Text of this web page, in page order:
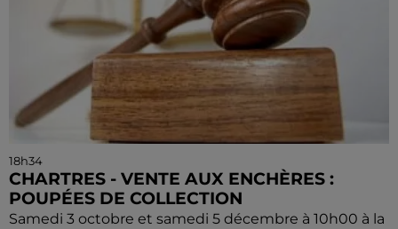
18h34
CHARTRES - VENTE AUX ENCHÈRES :
POUPÉES DE COLLECTION
Samedi 3 octobre et samedi 5 décembre à 10h00 à la